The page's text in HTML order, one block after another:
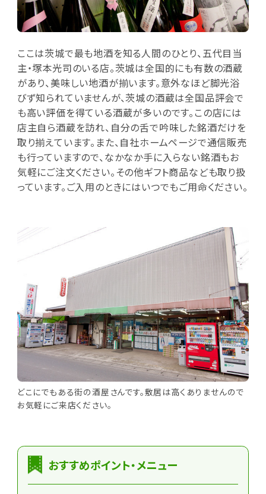
ここは茨城で最も地酒を知る人間のひとり、五代目当
主・塚本光司のいる店。茨城は全国的にも有数の酒蔵
があり、美味しい地酒が揃います。意外なほど脚光浴
びず知られていませんが、茨城の酒蔵は全国品評会で
も高い評価を得ている酒蔵が多いのです。この店には
店主自ら酒蔵を訪れ、自分の舌で吟味した銘酒だけを
取り揃えています。また、自社ホームページで通信販売
も行っていますので、なかなか手に入らない銘酒もお
気軽にご注文ください。その他ギフト商品なども取り扱
っています。ご入用のときにはいつでもご用命ください。
どこにでもある街の酒屋さんです。敷居は高くありませんので
お気軽にご来店ください。
おすすめポイント・メニュー